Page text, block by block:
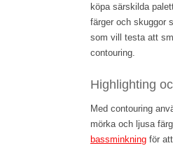
köpa särskilda
färger och skuggor
som vill testa att
contouring.
Highlighting
Med contouring
mörka och ljusa
bassminkning för